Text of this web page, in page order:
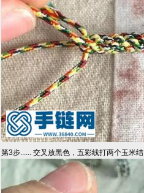
第3步...... 交叉放黑色，五彩线打两个玉米结